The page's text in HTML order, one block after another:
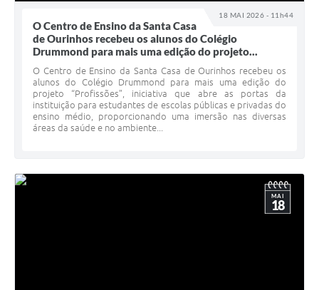
18 MAI 2026 - 11h44
O Centro de Ensino da Santa Casa
de Ourinhos recebeu os alunos do Colégio
Drummond para mais uma edição do projeto...
O Centro de Ensino da Santa Casa de Ourinhos recebeu os
alunos do Colégio Drummond para mais uma edição do
projeto “Profissões”, iniciativa que abre as portas da
instituição para estudantes de escolas públicas e privadas do
ensino médio, proporcionando uma imersão nas diversas
áreas da saúde e no ambiente...
MAI
18